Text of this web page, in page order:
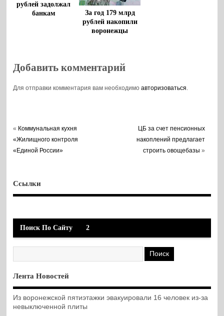
рублей задолжал
банкам
За год 179 млрд
рублей накопили
воронежцы
Добавить комментарий
Для отправки комментария вам необходимоавторизоваться.
« Коммунальная кухня
«Жилищного контроля
«Единой России»
ЦБ за счет пенсионных
накоплений предлагает
строить овощебазы »
Ссылки
Поиск По Сайту 2
Лента Новостей
Из воронежской пятиэтажки эвакуировали 16 человек из-за
невыключенной плиты